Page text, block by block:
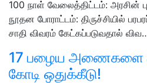
100 நாள் வேலைத்திட்டம்: அரசின்
நூதன போராட்டம்: திருச்சியில்
சாதி விவரம் கேட்கப்படுவதால்
17 பழைய அணைகளை
கோடி ஒதுக்கீடு!